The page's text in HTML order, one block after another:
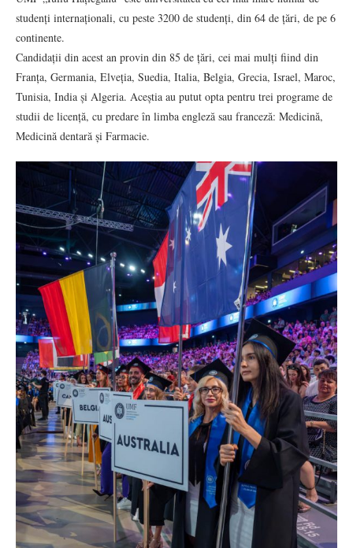
studenți internaționali, cu peste 3200 de studenți, din 64 de țări, de pe 6
continente.
Candidații din acest an provin din 85 de țări, cei mai mulți fiind din
Franța, Germania, Elveția, Suedia, Italia, Belgia, Grecia, Israel, Maroc,
Tunisia, India și Algeria. Aceștia au putut opta pentru trei programe de
studii de licență, cu predare în limba engleză sau franceză: Medicină,
Medicină dentară și Farmacie.